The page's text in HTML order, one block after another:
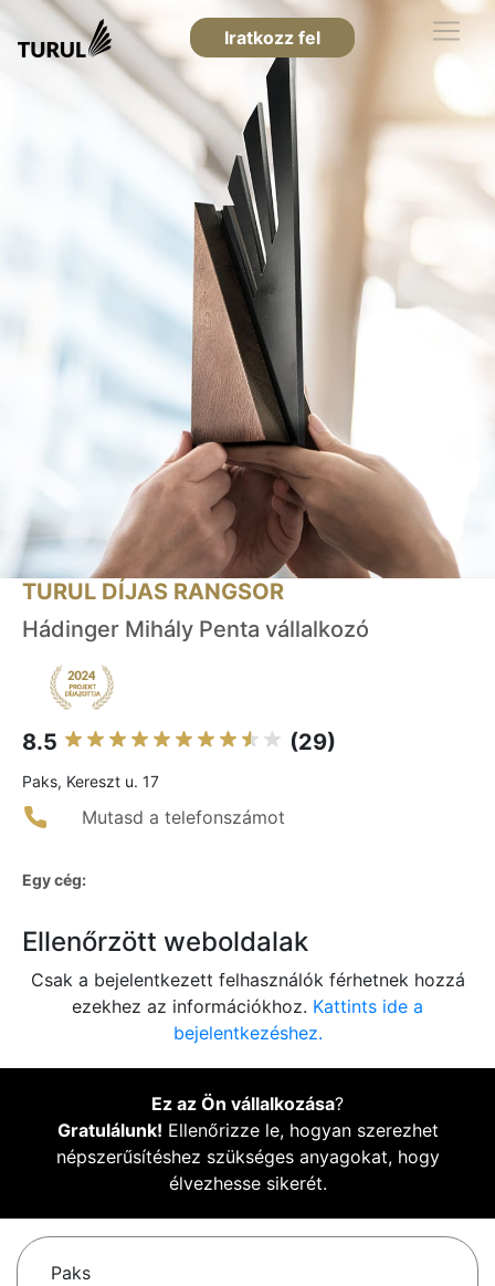
Iratkozz fel
TURUL DÍJAS RANGSOR
Hádinger Mihály Penta vállalkozó
8.5 (29)
Paks, Kereszt u. 17
Mutasd a telefonszámot
Egy cég:
Ellenőrzött weboldalak
Csak a bejelentkezett felhasználók férhetnek hozzá
ezekhez az információkhoz. Kattints ide a
bejelentkezéshez.
Ez az Ön vállalkozása?
Gratulálunk! Ellenőrizze le, hogyan szerezhet
népszerűsítéshez szükséges anyagokat, hogy
élvezhesse sikerét.
Paks